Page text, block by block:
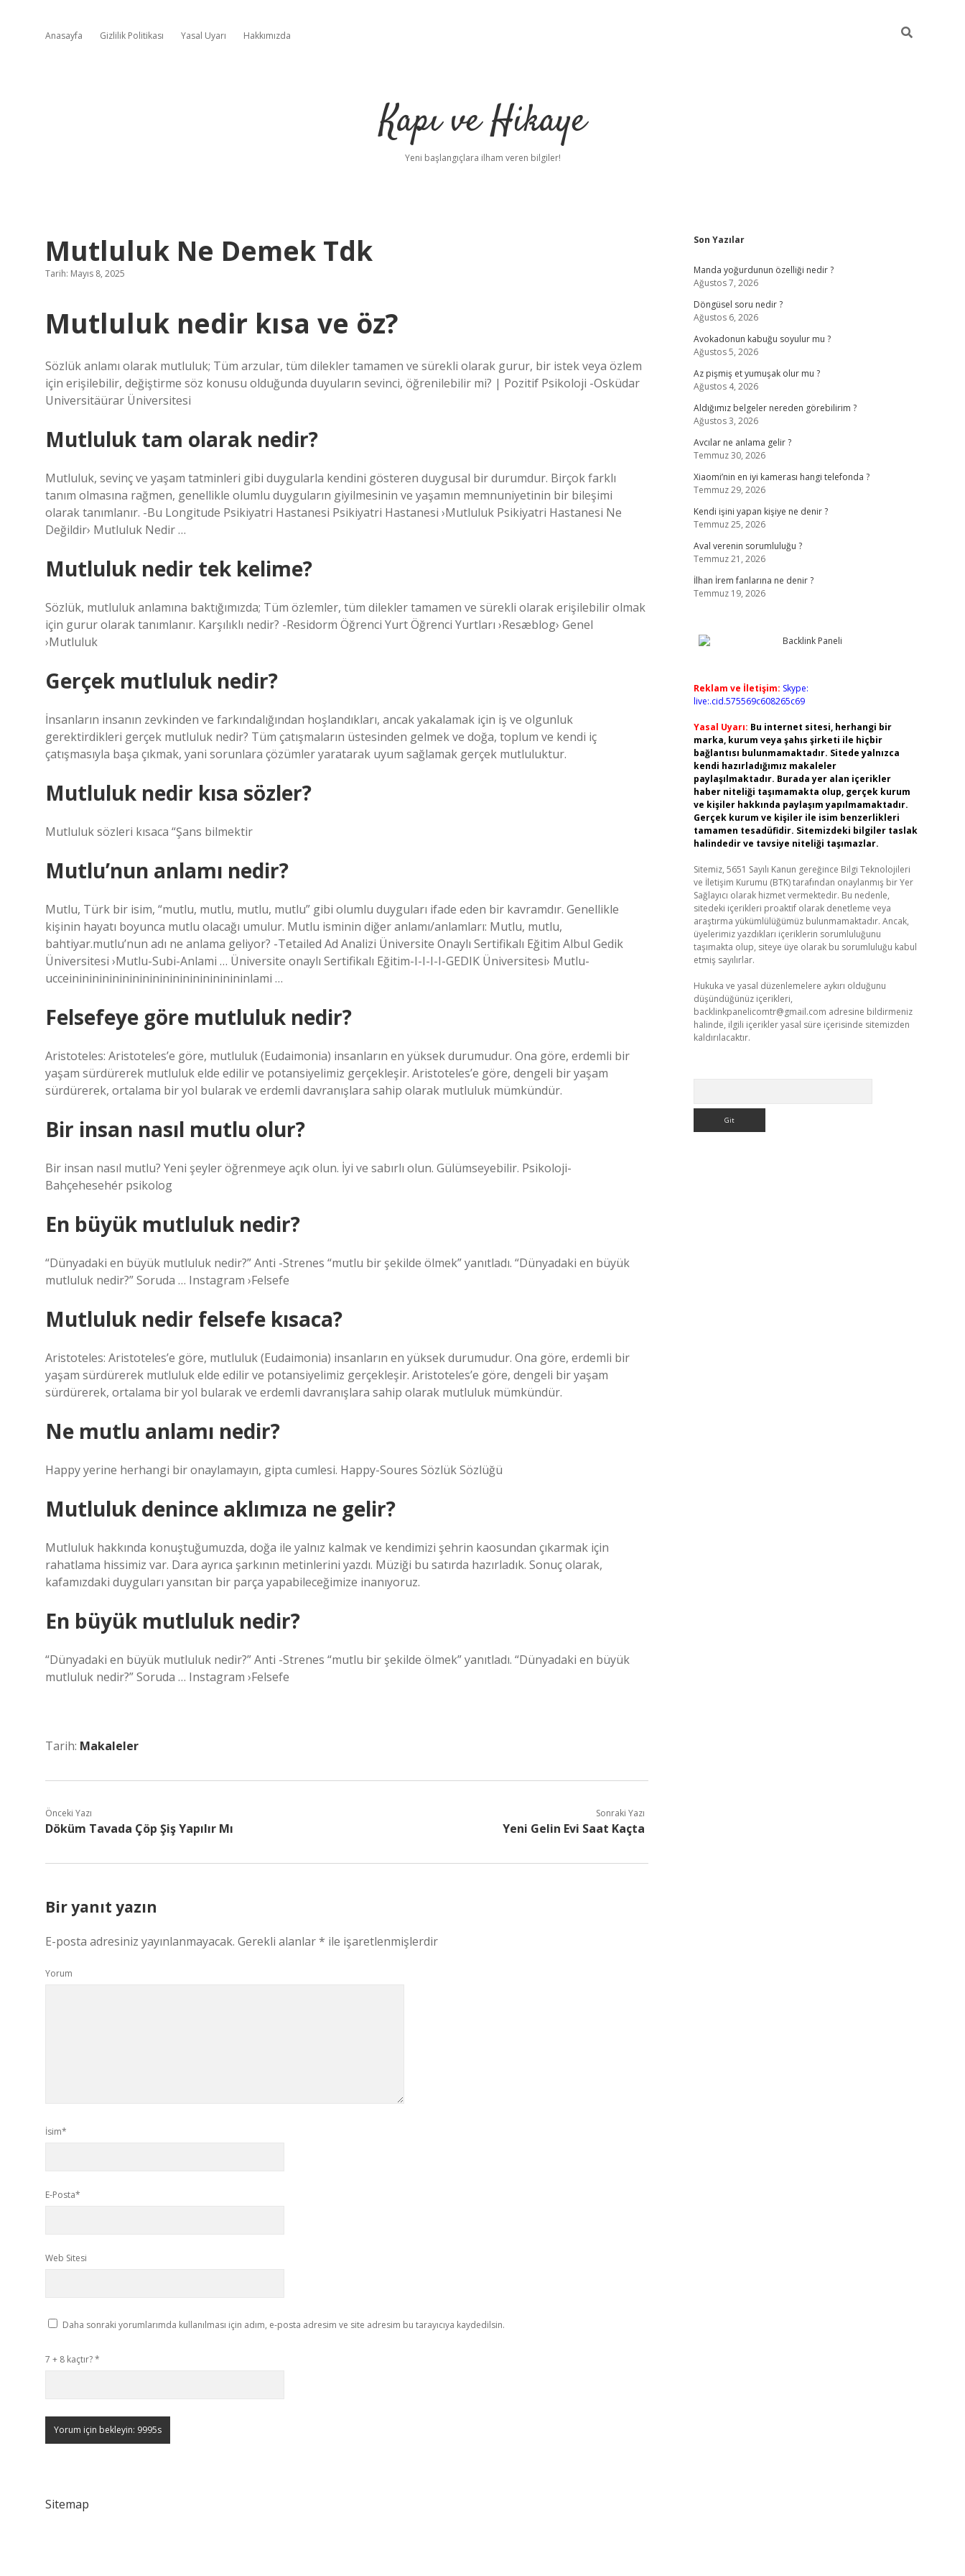
Anasayfa Gizlilik Politikası Yasal Uyarı Hakkımızda
Kapı ve Hikaye
Yeni başlangıçlara ilham veren bilgiler!
Mutluluk Ne Demek Tdk
Tarih: Mayıs 8, 2025
Mutluluk nedir kısa ve öz?
Sözlük anlamı olarak mutluluk; Tüm arzular, tüm dilekler tamamen ve sürekli olarak gurur, bir istek veya özlem
için erişilebilir, değiştirme söz konusu olduğunda duyuların sevinci, öğrenilebilir mi? | Pozitif Psikoloji -Osküdar
Universitäürar Üniversitesi
Mutluluk tam olarak nedir?
Mutluluk, sevinç ve yaşam tatminleri gibi duygularla kendini gösteren duygusal bir durumdur. Birçok farklı
tanım olmasına rağmen, genellikle olumlu duyguların giyilmesinin ve yaşamın memnuniyetinin bir bileşimi
olarak tanımlanır. -Bu Longitude Psikiyatri Hastanesi Psikiyatri Hastanesi ›Mutluluk Psikiyatri Hastanesi Ne
Değildir› Mutluluk Nedir …
Mutluluk nedir tek kelime?
Sözlük, mutluluk anlamına baktığımızda; Tüm özlemler, tüm dilekler tamamen ve sürekli olarak erişilebilir olmak
için gurur olarak tanımlanır. Karşılıklı nedir? -Residorm Öğrenci Yurt Öğrenci Yurtları ›Resæblog› Genel
›Mutluluk
Gerçek mutluluk nedir?
İnsanların insanın zevkinden ve farkındalığından hoşlandıkları, ancak yakalamak için iş ve olgunluk
gerektirdikleri gerçek mutluluk nedir? Tüm çatışmaların üstesinden gelmek ve doğa, toplum ve kendi iç
çatışmasıyla başa çıkmak, yani sorunlara çözümler yaratarak uyum sağlamak gerçek mutluluktur.
Mutluluk nedir kısa sözler?
Mutluluk sözleri kısaca “Şans bilmektir
Mutlu’nun anlamı nedir?
Mutlu, Türk bir isim, “mutlu, mutlu, mutlu, mutlu” gibi olumlu duyguları ifade eden bir kavramdır. Genellikle
kişinin hayatı boyunca mutlu olacağı umulur. Mutlu isminin diğer anlamı/anlamları: Mutlu, mutlu,
bahtiyar.mutlu’nun adı ne anlama geliyor? -Tetailed Ad Analizi Üniversite Onaylı Sertifikalı Eğitim Albul Gedik
Üniversitesi ›Mutlu-Subi-Anlami … Üniversite onaylı Sertifikalı Eğitim-I-I-I-I-GEDIK Üniversitesi› Mutlu-
ucceininininininininininininininininininlami …
Felsefeye göre mutluluk nedir?
Aristoteles: Aristoteles’e göre, mutluluk (Eudaimonia) insanların en yüksek durumudur. Ona göre, erdemli bir
yaşam sürdürerek mutluluk elde edilir ve potansiyelimiz gerçekleşir. Aristoteles’e göre, dengeli bir yaşam
sürdürerek, ortalama bir yol bularak ve erdemli davranışlara sahip olarak mutluluk mümkündür.
Bir insan nasıl mutlu olur?
Bir insan nasıl mutlu? Yeni şeyler öğrenmeye açık olun. İyi ve sabırlı olun. Gülümseyebilir. Psikoloji-
Bahçehesehér psikolog
En büyük mutluluk nedir?
“Dünyadaki en büyük mutluluk nedir?” Anti -Strenes “mutlu bir şekilde ölmek” yanıtladı. “Dünyadaki en büyük
mutluluk nedir?” Soruda … Instagram ›Felsefe
Mutluluk nedir felsefe kısaca?
Aristoteles: Aristoteles’e göre, mutluluk (Eudaimonia) insanların en yüksek durumudur. Ona göre, erdemli bir
yaşam sürdürerek mutluluk elde edilir ve potansiyelimiz gerçekleşir. Aristoteles’e göre, dengeli bir yaşam
sürdürerek, ortalama bir yol bularak ve erdemli davranışlara sahip olarak mutluluk mümkündür.
Ne mutlu anlamı nedir?
Happy yerine herhangi bir onaylamayın, gipta cumlesi. Happy-Soures Sözlük Sözlüğü
Mutluluk denince aklımıza ne gelir?
Mutluluk hakkında konuştuğumuzda, doğa ile yalnız kalmak ve kendimizi şehrin kaosundan çıkarmak için
rahatlama hissimiz var. Dara ayrıca şarkının metinlerini yazdı. Müziği bu satırda hazırladık. Sonuç olarak,
kafamızdaki duyguları yansıtan bir parça yapabileceğimize inanıyoruz.
En büyük mutluluk nedir?
“Dünyadaki en büyük mutluluk nedir?” Anti -Strenes “mutlu bir şekilde ölmek” yanıtladı. “Dünyadaki en büyük
mutluluk nedir?” Soruda … Instagram ›Felsefe
Tarih: Makaleler
Önceki Yazı
Döküm Tavada Çöp Şiş Yapılır Mı
Sonraki Yazı
Yeni Gelin Evi Saat Kaçta
Bir yanıt yazın
E-posta adresiniz yayınlanmayacak. Gerekli alanlar* ile işaretlenmişlerdir
Yorum
İsim*
E-Posta*
Web Sitesi
Daha sonraki yorumlarımda kullanılması için adım, e-posta adresim ve site adresim bu tarayıcıya kaydedilsin.
7 + 8 kaçtır?*
Sitemap
Sidebar
Son Yazılar
Manda yoğurdunun özelliği nedir ?
Ağustos 7, 2026
Döngüsel soru nedir ?
Ağustos 6, 2026
Avokadonun kabuğu soyulur mu ?
Ağustos 5, 2026
Az pişmiş et yumuşak olur mu ?
Ağustos 4, 2026
Aldığımız belgeler nereden görebilirim ?
Ağustos 3, 2026
Avcılar ne anlama gelir ?
Temmuz 30, 2026
Xiaomi’nin en iyi kamerası hangi telefonda ?
Temmuz 29, 2026
Kendi işini yapan kişiye ne denir ?
Temmuz 25, 2026
Aval verenin sorumluluğu ?
Temmuz 21, 2026
İlhan İrem fanlarına ne denir ?
Temmuz 19, 2026
Reklam ve İletişim: Skype:
live:.cid.575569c608265c69
Yasal Uyarı: Bu internet sitesi, herhangi bir
marka, kurum veya şahıs şirketi ile hiçbir
bağlantısı bulunmamaktadır. Sitede yalnızca
kendi hazırladığımız makaleler
paylaşılmaktadır. Burada yer alan içerikler
haber niteliği taşımamakta olup, gerçek kurum
ve kişiler hakkında paylaşım yapılmamaktadır.
Gerçek kurum ve kişiler ile isim benzerlikleri
tamamen tesadüfidir. Sitemizdeki bilgiler taslak
halindedir ve tavsiye niteliği taşımazlar.
Sitemiz, 5651 Sayılı Kanun gereğince Bilgi Teknolojileri
ve İletişim Kurumu (BTK) tarafından onaylanmış bir Yer
Sağlayıcı olarak hizmet vermektedir. Bu nedenle,
sitedeki içerikleri proaktif olarak denetleme veya
araştırma yükümlülüğümüz bulunmamaktadır. Ancak,
üyelerimiz yazdıkları içeriklerin sorumluluğunu
taşımakta olup, siteye üye olarak bu sorumluluğu kabul
etmiş sayılırlar.
Hukuka ve yasal düzenlemelere aykırı olduğunu
düşündüğünüz içerikleri,
backlinkpanelicomtr@gmail.com adresine bildirmeniz
halinde, ilgili içerikler yasal süre içerisinde sitemizden
kaldırılacaktır.
elexbet yeni giriş adresi